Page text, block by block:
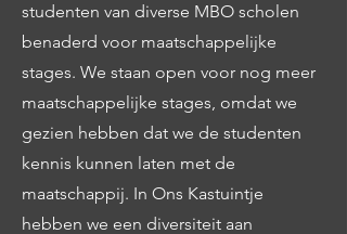
studenten van diverse MBO scholen
benaderd voor maatschappelijke
stages. We staan open voor nog meer
maatschappelijke stages, omdat we
gezien hebben dat we de studenten
kennis kunnen laten met de
maatschappij. In Ons Kastuintje
hebben we een diversiteit aan